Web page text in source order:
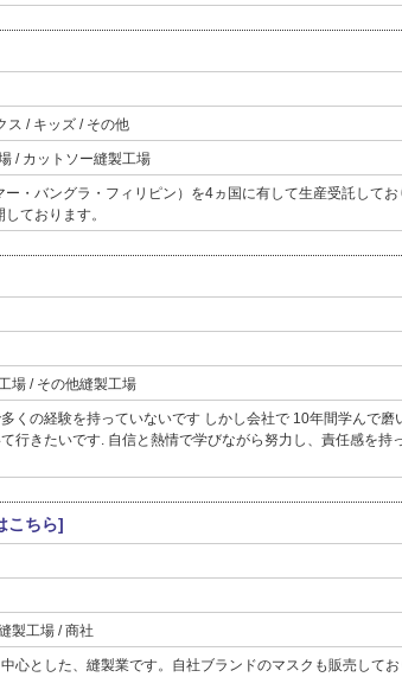
ス / キッズ / その他
/ カットソー縫製工場
・バングラ・フィリピン）を4ヵ国に有して生産受託して
ております。
場 / その他縫製工場
くの経験を持っていないです しかし会社で 10年間学んで磨
行きたいです. 自信と熱情で学びながら努力し、責任感を持
こちら]
製工場 / 商社
心とした、縫製業です。自社ブランドのマスクも販売して